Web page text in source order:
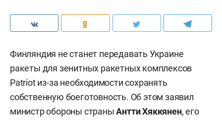
Финляндия не станет передавать Украине
ракеты для зенитных ракетных комплексов
Patriot из-за необходимости сохранять
собственную боеготовность. Об этом заявил
министр обороны страныАнтти Хяккянен, его